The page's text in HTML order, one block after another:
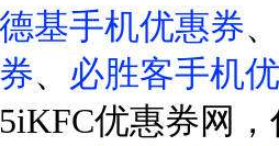
基手机优惠券、
、 必胜客手机
优惠券网